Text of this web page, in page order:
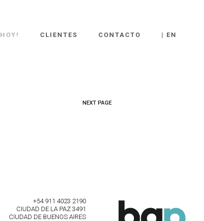
HOY! CLIENTES CONTACTO | EN
NEXT PAGE
+54 911 4023 2190
CIUDAD DE LA PAZ 3491
CIUDAD DE BUENOS AIRES